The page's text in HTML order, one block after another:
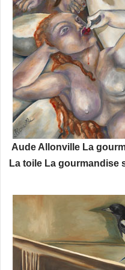
Aude Allonville La
La toile La gourmandise